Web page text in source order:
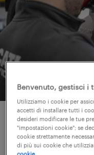
entra nel
Essere parte del
Benvenuto, gestisci i
Utilizziamo i cookie per
accetti di installare tutti i
desideri modificare le tue
"impostazioni cookie"; se
cookie strettamente
di più sui cookie che